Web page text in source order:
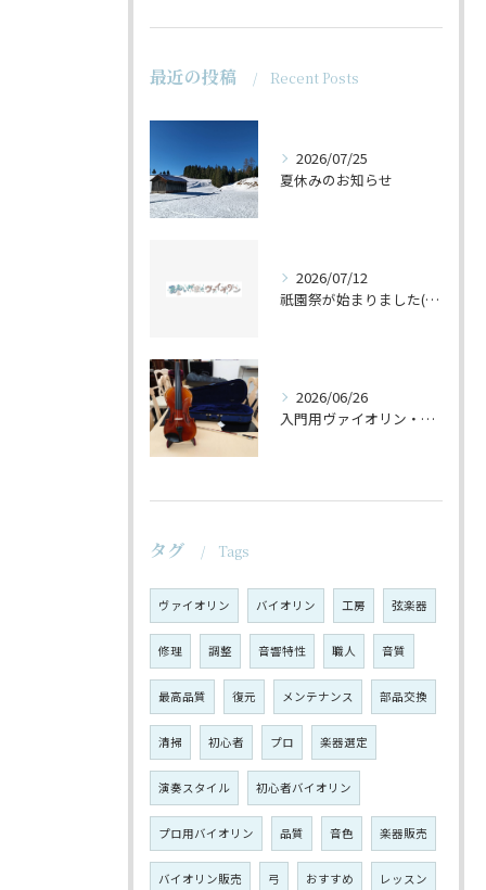
最近の投稿 Recent Posts
2026/07/25
夏休みのお知らせ
2026/07/12
祇園祭が始まりました(^^♪
2026/06/26
入門用ヴァイオリン・セットの仕上げ♪
タグ Tags
ヴァイオリン バイオリン 工房 弦楽器
修理 調整 音響特性 職人 音質
最高品質 復元 メンテナンス 部品交換
清掃 初心者 プロ 楽器選定
演奏スタイル 初心者バイオリン
プロ用バイオリン 品質 音色 楽器販売
バイオリン販売 弓 おすすめ レッスン